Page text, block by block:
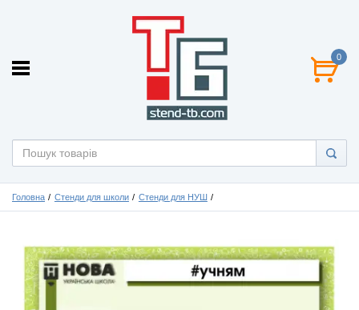
0
Головна Стенди для школи Стенди для НУШ